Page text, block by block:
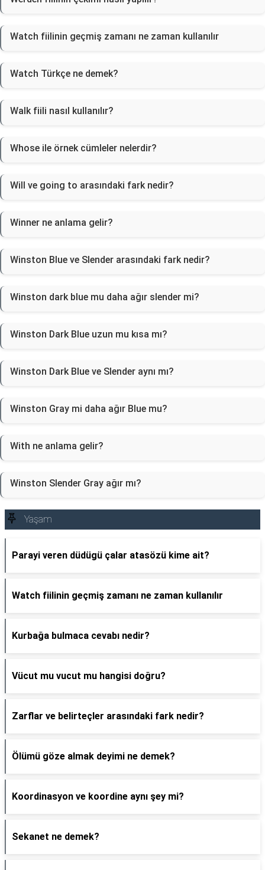
Watch fiilinin geçmiş zamanı ne zaman kullanılır
Watch Türkçe ne demek?
Walk fiili nasıl kullanılır?
Whose ile örnek cümleler nelerdir?
Will ve going to arasındaki fark nedir?
Winner ne anlama gelir?
Winston Blue ve Slender arasındaki fark nedir?
Winston dark blue mu daha ağır slender mi?
Winston Dark Blue uzun mu kısa mı?
Winston Dark Blue ve Slender aynı mı?
Winston Gray mi daha ağır Blue mu?
With ne anlama gelir?
Winston Slender Gray ağır mı?
Yaşam
Parayi veren düdügü çalar atasözü kime ait?
Watch fiilinin geçmiş zamanı ne zaman kullanılır
Kurbağa bulmaca cevabı nedir?
Vücut mu vucut mu hangisi doğru?
Zarflar ve belirteçler arasındaki fark nedir?
Ölümü göze almak deyimi ne demek?
Koordinasyon ve koordine aynı şey mi?
Sekanet ne demek?